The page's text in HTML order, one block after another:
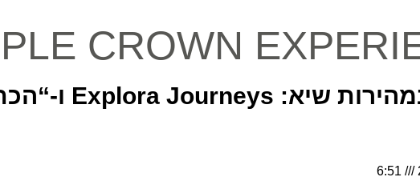
חוויית יוקרה במהירות שיא: Explora Journeys ו-“הכתר